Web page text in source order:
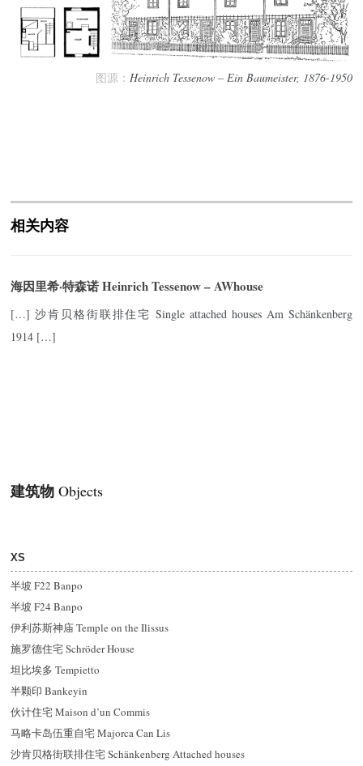
图源： Heinrich Tessenow – Ein Baumeister, 1876-1950
相关内容
海因里希·特森诺 Heinrich Tessenow – AWhouse
[…] 沙肯贝格街联排住宅 Single attached houses Am Schänkenberg
1914 […]
建筑物Objects
XS
半坡 F22 Banpo
半坡 F24 Banpo
伊利苏斯神庙 Temple on the Ilissus
施罗德住宅 Schröder House
坦比埃多 Tempietto
半颗印 Bankeyin
伙计住宅 Maison d’un Commis
马略卡岛伍重自宅 Majorca Can Lis
沙肯贝格街联排住宅 Schänkenberg Attached houses